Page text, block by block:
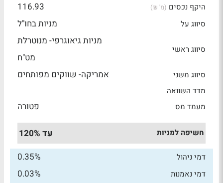
היקף נכסים (מ' ₪) 116.93
סיווג על מניות בחו"ל
סיווג ראשי
מניות גיאוגרפי- מנוטרלת
מט"ח
סיווג משני אמריקה- שווקים מפותחים
מדד השוואה
מעמד מס
פטורה
חשיפה למניות עד 120%
דמי ניהול 0.35%
דמי נאמנות 0.03%